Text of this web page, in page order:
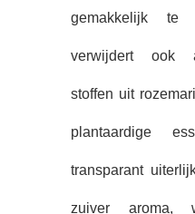
gemakkelijk te
verwijdert ook
stoffen uit
plantaardige
transparant
zuiver aroma,